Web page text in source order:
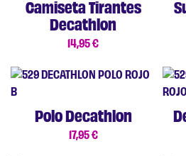
Camiseta Tirantes
Decathlon
14,95 €
Polo Decathlon
17,95 €